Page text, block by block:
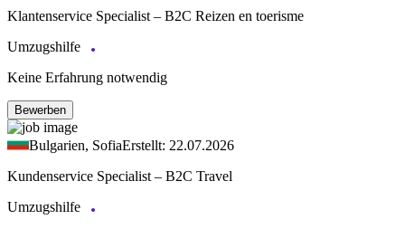
Klantenservice Specialist – B2C Reizen en toerisme
Umzugshilfe
Keine Erfahrung notwendig
Bewerben
Bulgarien, SofiaErstellt: 22.07.2026
Kundenservice Specialist – B2C Travel
Umzugshilfe